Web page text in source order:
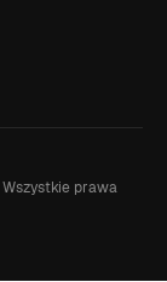
Wszystkie prawa